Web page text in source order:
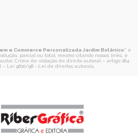
e Commerce Personalizada Jardim Botânico" é
parcial ou total, mesmo citando nossos links, é
Crime de violação de direito autoral – artigo 184
– Lei 9610/98 - Lei de direitos autorais.